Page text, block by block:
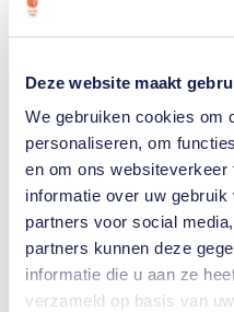
Deze website maakt
We gebruiken cookies om
personaliseren, om
en om ons
informatie over uw
partners voor social
partners kunnen deze
informatie die u aan ze
verzameld op basis van
verschillende
Daarbij is hij ook in de
nog langdurig
op dit moment de
Hij vervolgt: “Casper
de selectie van Jong
gegaan. Hij heeft de
proeven aan Oranje